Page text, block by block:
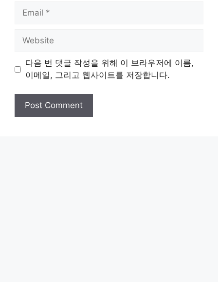
Email
Website
다음 번 댓글 작성을 위해 이 브라우저에 이름,
이메일, 그리고 웹사이트를 저장합니다.